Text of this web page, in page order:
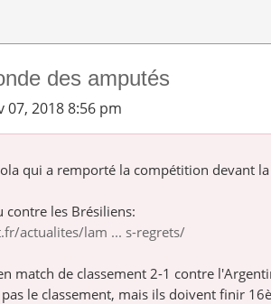
des amputés
07, 2018 8:56 pm
qui a remporté la compétition devant
contre les Brésiliens:
actualites/lam ... s-regrets/
match de classement 2-1 contre
le classement, mais ils doivent finir